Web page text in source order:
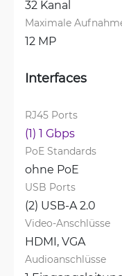
32 Kanal
Maximale
12 MP
Interfaces
RJ45 Ports
(1) 1 Gbps
PoE Standards
ohne PoE
USB Ports
(2) USB-A 2.0
Video-Anschlüsse
HDMI, VGA
Audioanschlüsse